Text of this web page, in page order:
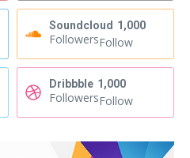
Soundcloud 1,000
FollowersFollow
Dribbble 1,000
FollowersFollow